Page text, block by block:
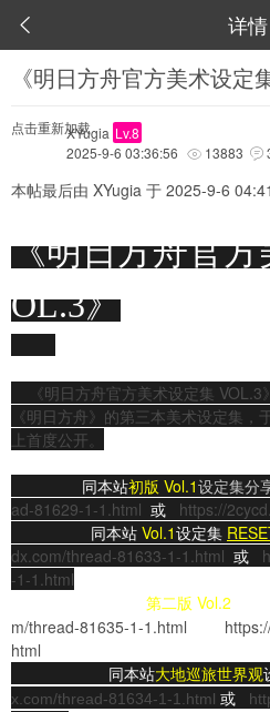
 详情
《明日方舟官方美术设定
点击重新加载XYugia Lv.8
2025-9-6 03:36:56
 13883 
本帖最后由 XYugia 于 2025-9-6
《明日方舟官
OL.3》
《明日方舟官方美术设定集
《明日方舟》的第三本美术设定集
上首度公开。
同本站初版 Vol.1设定集分
ad-81629-1-1.html 或 https://
同本站 Vol.1设定集
dx.com/thread-81633-1-1.html 或
-1-1.html
第二版 Vol.2
m/thread-81635-1-1.html
html
同本站大地巡旅世界观
x.com/thread-81634-1-1.html 或